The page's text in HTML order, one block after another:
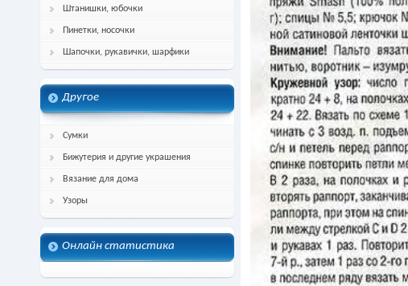
Штанишки, юбочки
Пинетки, носочки
Шапочки, рукавички, шарфики
Другое
Сумки
Бижутерия и другие украшения
Вязание для дома
Узоры
Онлайн статистика